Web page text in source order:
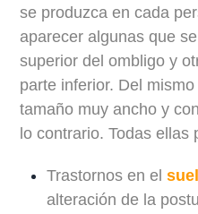
se produzca en cada
aparecer algunas que
superior del ombligo y
parte inferior. Del
tamaño muy ancho y
lo contrario. Todas ellas
Trastornos en el
alteración de la